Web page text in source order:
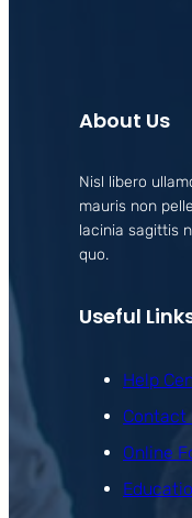
About Us
Nisl libero
mauris non
lacinia sagittis
quo.
Useful
Help
Contact
Online